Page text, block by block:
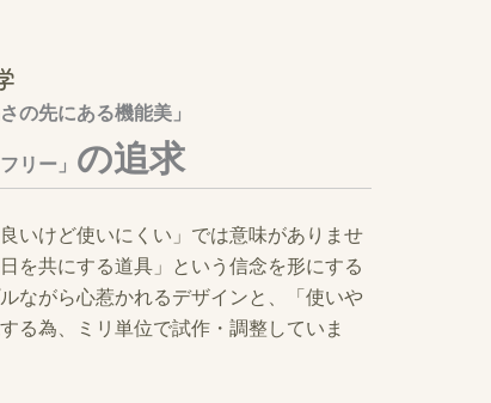
の先にある機能美」
リー」 の追求
良いけど使いにくい」では意味がありませ
を共にする道具」という信念を形にする
ながら心惹かれるデザインと、「使いや
る為、ミリ単位で試作・調整していま